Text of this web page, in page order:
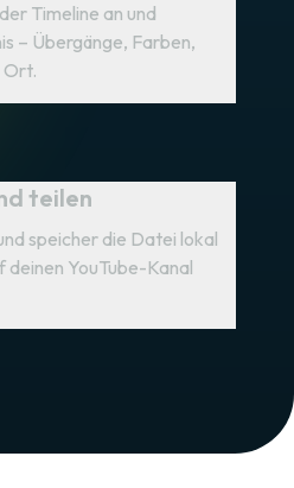
Timeline an und
– Übergänge, Farben,
Ort.
teilen
speicher die Datei lokal
deinen YouTube-Kanal